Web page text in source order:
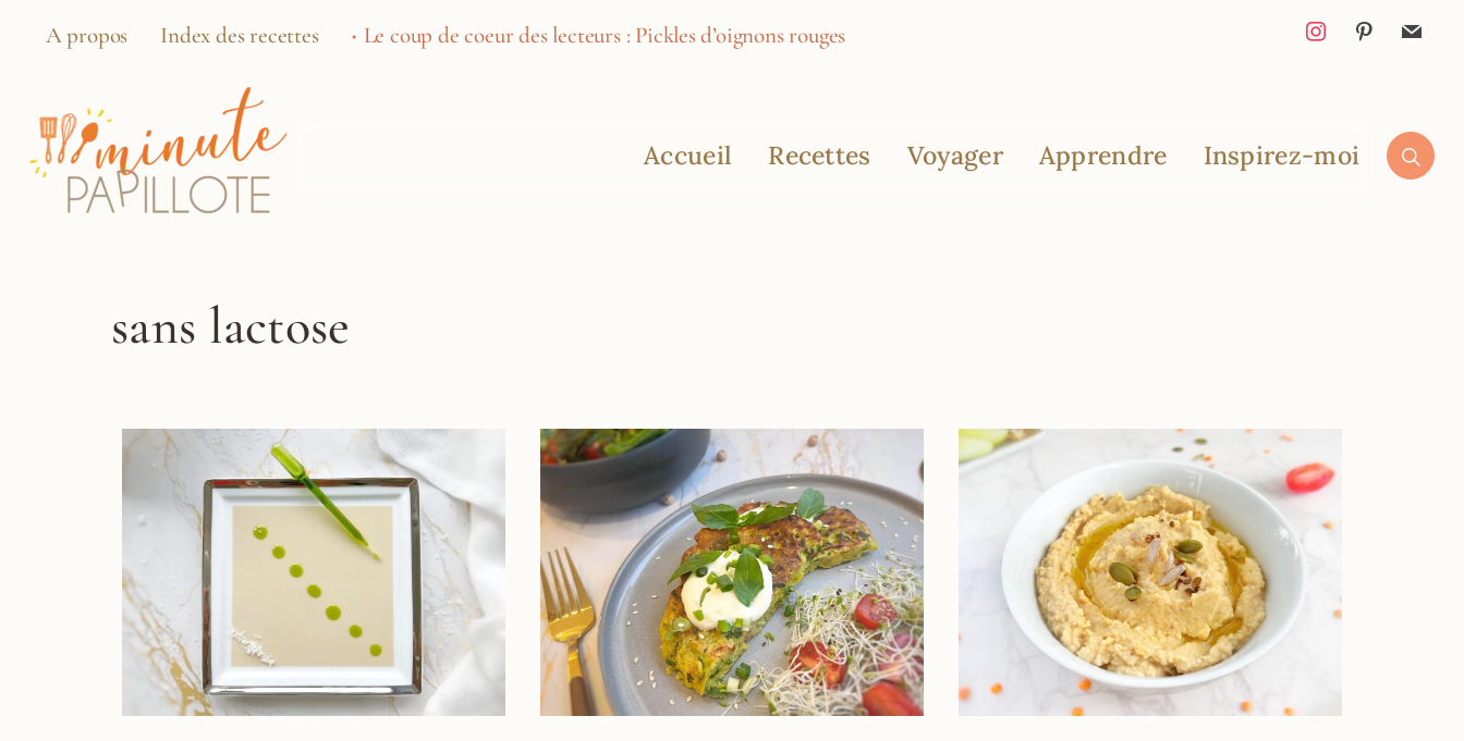
A propos Index des recettes Le coup de coeur des lecteurs : Pickles d’oignons rouges
Accueil Recettes Voyager Apprendre Inspirez-moi
sans lactose